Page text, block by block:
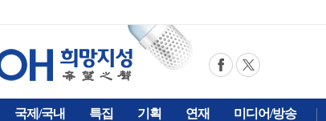
국제/국내 특집 기획 연재 미디어/방송